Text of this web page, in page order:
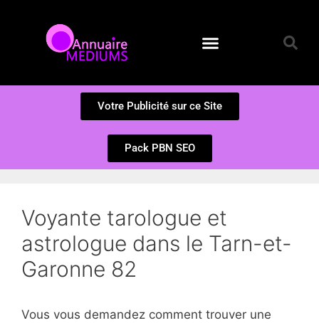
Votre Publicité sur ce Site
Pack PBN SEO
Voyante tarologue et
astrologue dans le Tarn-et-
Garonne 82
Vous vous demandez comment trouver une